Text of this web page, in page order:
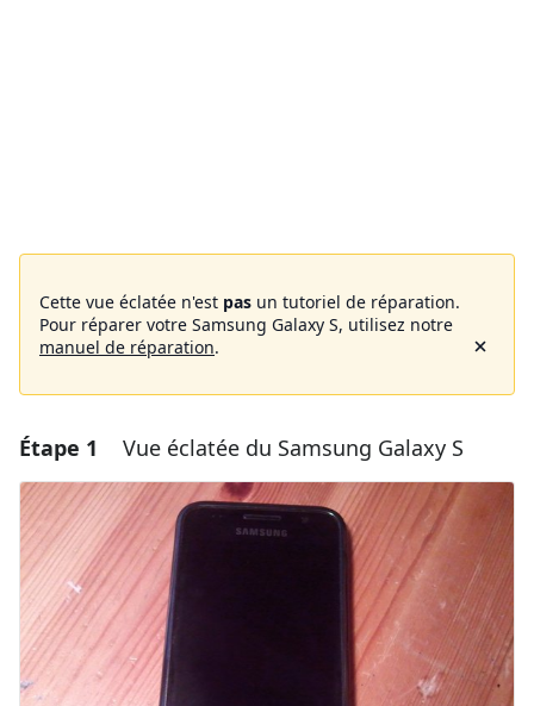
Cette vue éclatée n'est pas un tutoriel de réparation.
Pour réparer votre Samsung Galaxy S, utilisez notre
manuel de réparation.
Étape 1 Vue éclatée du Samsung Galaxy S